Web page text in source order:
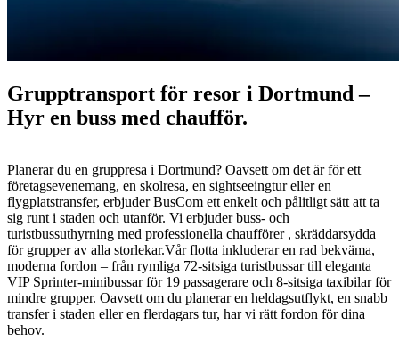
Grupptransport för resor i Dortmund –
Hyr en buss med chaufför.
Planerar du en gruppresa i Dortmund? Oavsett om det är för ett
företagsevenemang, en skolresa, en sightseeingtur eller en
flygplatstransfer, erbjuder BusCom ett enkelt och pålitligt sätt att ta
sig runt i staden och utanför. Vi erbjuder buss- och
turistbussuthyrning med professionella chaufförer , skräddarsydda
för grupper av alla storlekar.Vår flotta inkluderar en rad bekväma,
moderna fordon – från rymliga 72-sitsiga turistbussar till eleganta
VIP Sprinter-minibussar för 19 passagerare och 8-sitsiga taxibilar för
mindre grupper. Oavsett om du planerar en heldagsutflykt, en snabb
transfer i staden eller en flerdagars tur, har vi rätt fordon för dina
behov.